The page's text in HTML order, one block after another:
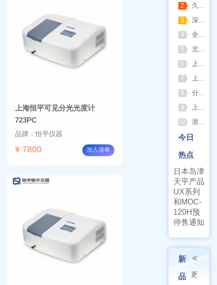
上海恒平可见分光光度计
723PC
品牌：恒平仪器
¥ 7800 加入清单
2 久兴医疗高压蒸汽灭菌器：制药科研灭菌的可靠之选
3 深那静音超声波清洗仪：科研洁净新标准，安静高效更安心
4 全自动凯氏定氮仪测定焦炭中氮 上海纤检助力焦化行业精准检测
5 北京六一电泳仪完整选型指南（分电泳槽 + 电源两大模块，按实验场景直接匹配）
6 上海仪电吸光光度法和荧光分析法的异同
7 上海佑科GC-7860系列网络化气相色谱仪
8 分清生物安全柜与洁净工作台 苏州安泰科普两类设备差异
9 上海申安灭菌器外排、内排与干燥功能全解析
10 浙江孚夏：打造合规可靠的实验室洁净装备
今日
热点
日本岛津
天平产品
UX系列
和MOC-
120H预
停售通知
新
品
更